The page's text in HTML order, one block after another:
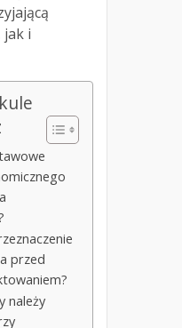
jak i
przed
należy